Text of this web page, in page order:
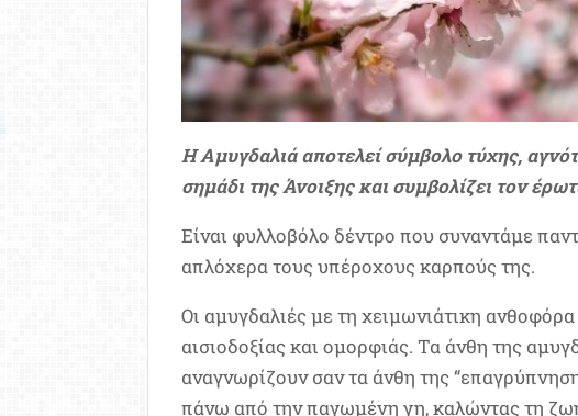
Η Αμυγδαλιά αποτελεί σύμβολο τύχης,
σημάδι της Άνοιξης και συμβολίζει τον
Είναι φυλλοβόλο δέντρο που συναντάμε
απλόχερα τους υπέροχους καρπούς της.
Οι αμυγδαλιές με τη χειμωνιάτικη
αισιοδοξίας και ομορφιάς. Τα άνθη της
αναγνωρίζουν σαν τα άνθη της
πάνω από την παγωμένη γη, καλώντας τη